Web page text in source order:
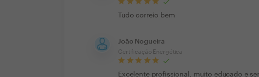
Tudo correio bem
João Nogueira
Certificação Energética
Excelente profissional, muito educado e